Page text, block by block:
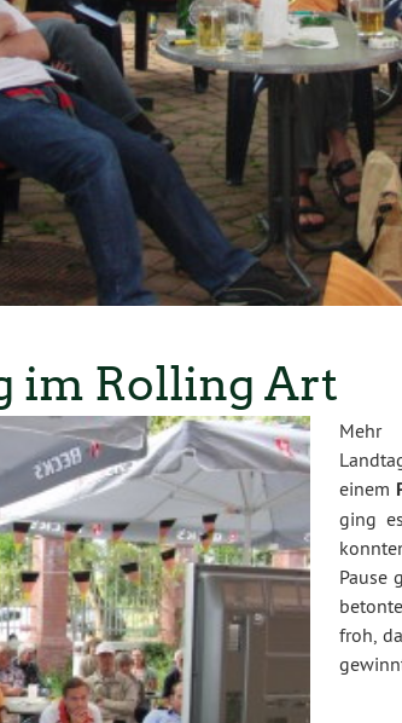
im Rolling Art
einem
ging
Pause
froh,